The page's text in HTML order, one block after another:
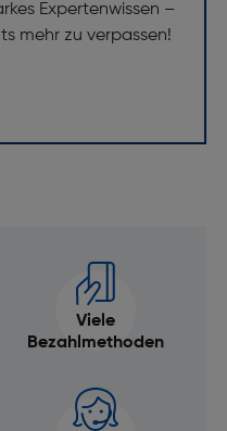
Expertenwissen –
mehr zu verpassen!
Viele
Bezahlmethoden